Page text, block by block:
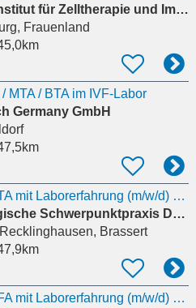
Fraunhofer-Institut für Zelltherapie und Immunologie IZI
Frauenland
MTA / BTA im IVF-Labor
Germany GmbH
MTLA oder MTA mit Laborerfahrung (m/w/d) Schwerpunkt: Immunologische Labordiagnostik in Teilzeit
Rheumatologische Schwerpunktpraxis Dr. Stephanie Böddeker
Brassert
MTLA oder MFA mit Laborerfahrung (m/w/d) Schwerpunkt: Immunologische Labordiagnostik in Teilzeit